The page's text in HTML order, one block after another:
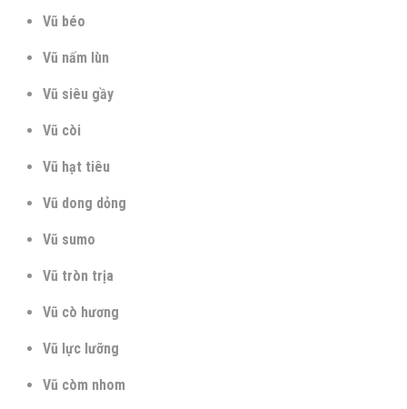
Vũ béo
Vũ nấm lùn
Vũ siêu gầy
Vũ còi
Vũ hạt tiêu
Vũ dong dỏng
Vũ sumo
Vũ tròn trịa
Vũ cò hương
Vũ lực lưỡng
Vũ còm nhom